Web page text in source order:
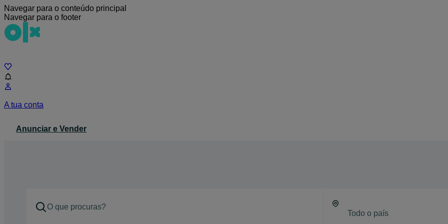
Navegar para o conteúdo principal
Navegar para o footer
A tua conta
Anunciar e Vender